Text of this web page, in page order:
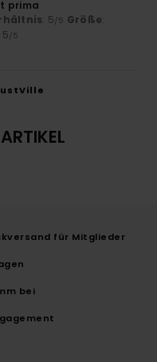
prima
: 5 /5 Größe:
5 /5
für Mitglieder
bei